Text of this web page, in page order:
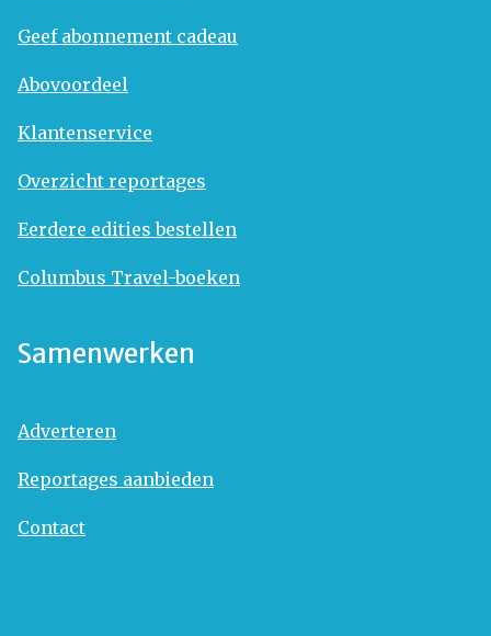
Geef abonnement cadeau
Abovoordeel
Klantenservice
Overzicht reportages
Eerdere edities bestellen
Columbus Travel-boeken
Samenwerken
Adverteren
Reportages aanbieden
Contact